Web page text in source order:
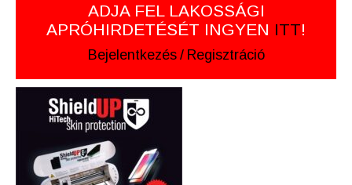
ADJA FEL LAKOSSÁGI
APRÓHIRDETÉSÉT INGYEN ITT!
Bejelentkezés / Regisztráció